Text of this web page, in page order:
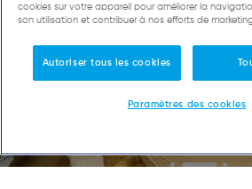
cookies sur votre appareil pour améliorer la
son utilisation et contribuer à nos efforts de
Autoriser tous les cookies
Paramètres des cookies